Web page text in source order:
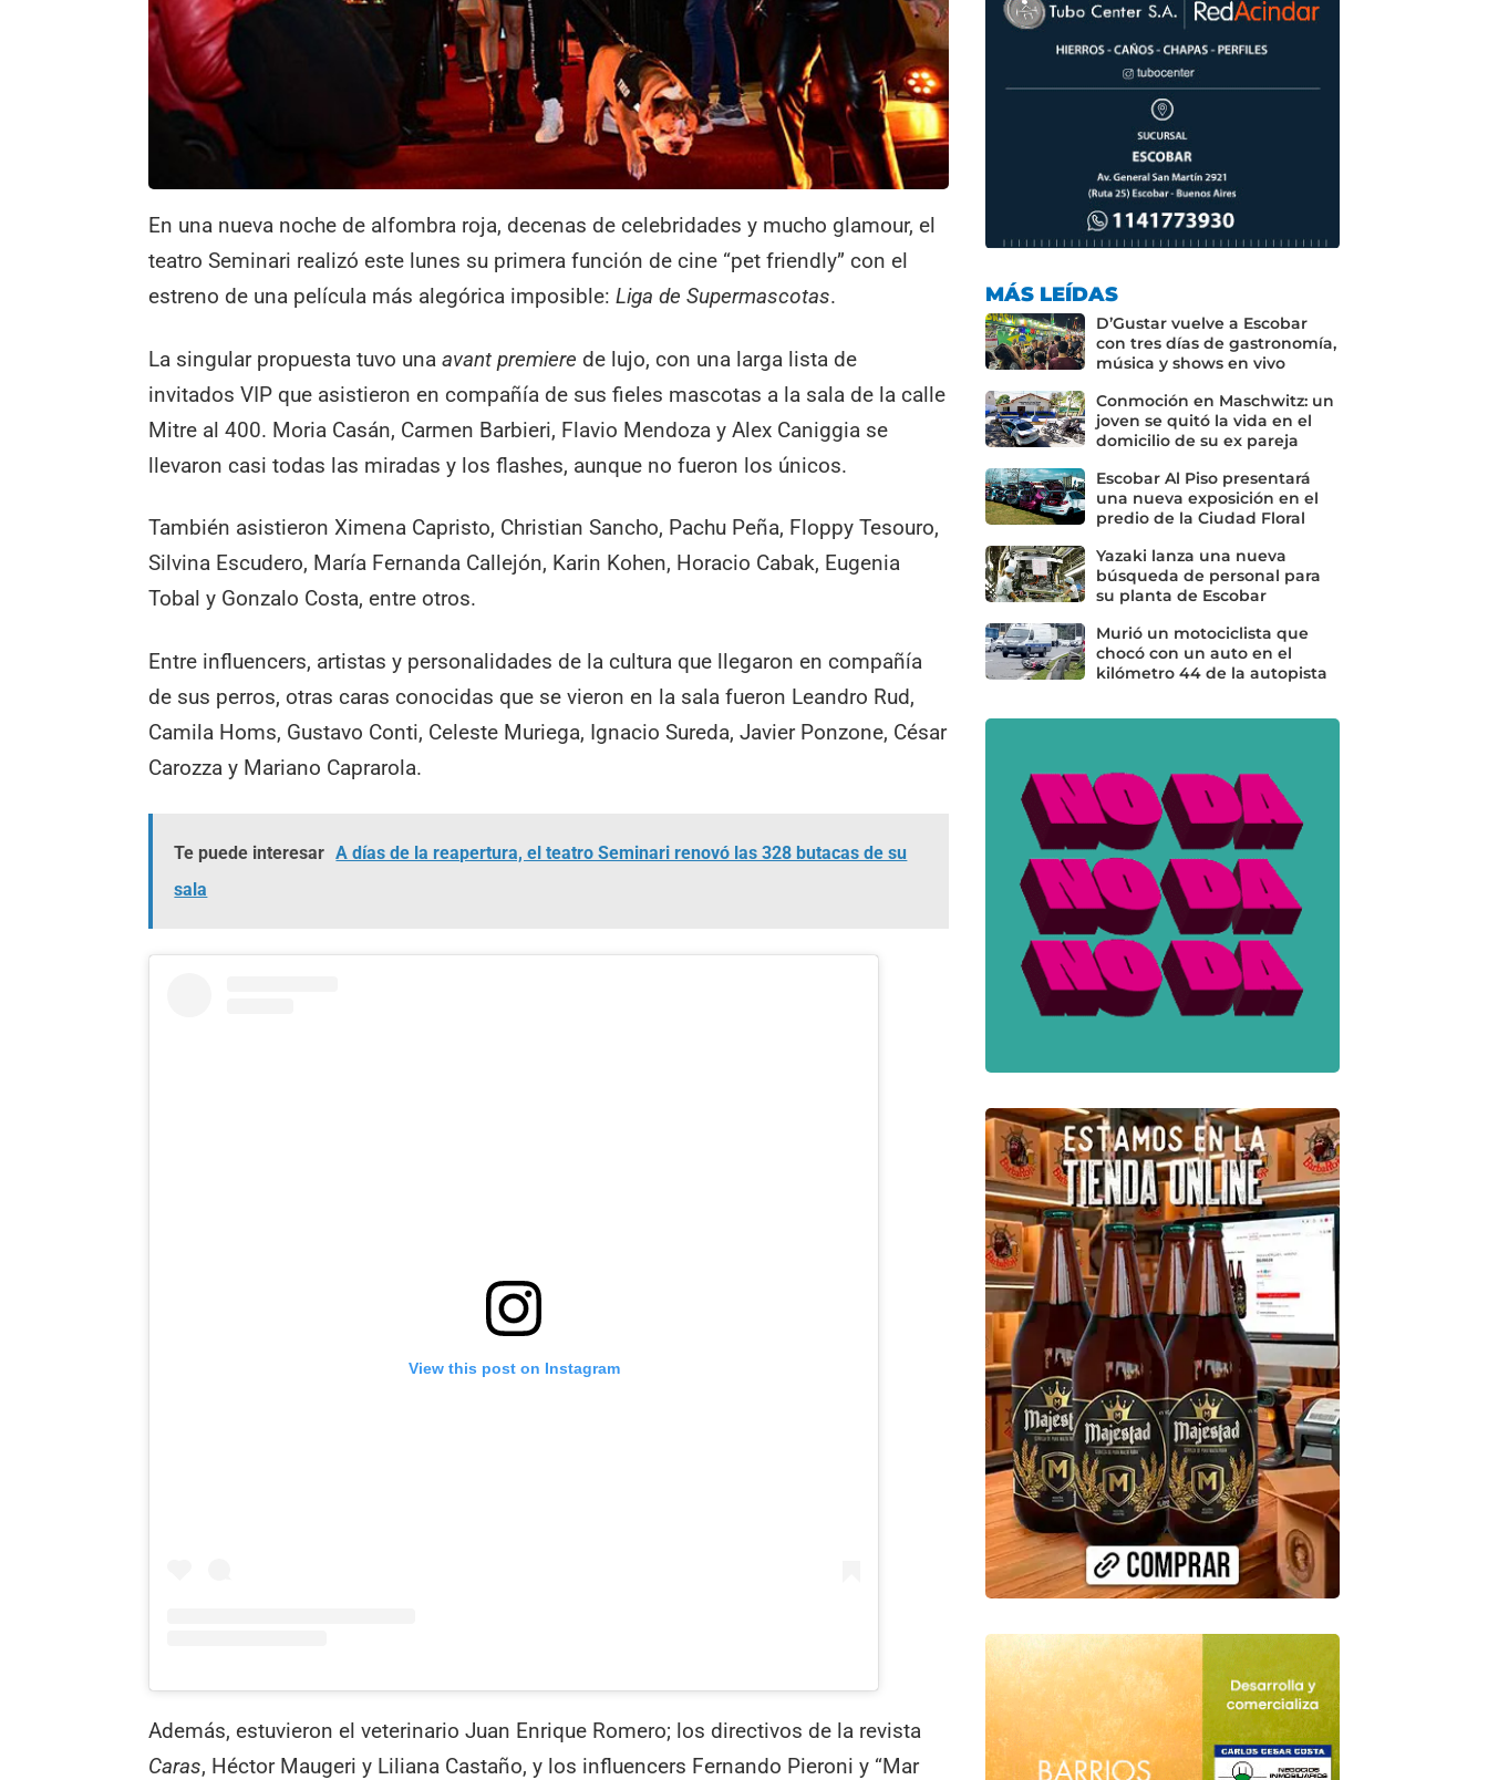
En una nueva noche de alfombra roja, decenas de celebridades y mucho glamour, el
teatro Seminari realizó este lunes su primera función de cine “pet friendly” con el
estreno de una película más alegórica imposible:Liga de Supermascotas.
La singular propuesta tuvo unaavant premiere de lujo, con una larga lista de
invitados VIP que asistieron en compañía de sus fieles mascotas a la sala de la calle
Mitre al 400. Moria Casán, Carmen Barbieri, Flavio Mendoza y Alex Caniggia se
llevaron casi todas las miradas y los flashes, aunque no fueron los únicos.
También asistieron Ximena Capristo, Christian Sancho, Pachu Peña, Floppy Tesouro,
Silvina Escudero, María Fernanda Callejón, Karin Kohen, Horacio Cabak, Eugenia
Tobal y Gonzalo Costa, entre otros.
Entre influencers, artistas y personalidades de la cultura que llegaron en compañía
de sus perros, otras caras conocidas que se vieron en la sala fueron Leandro Rud,
Camila Homs, Gustavo Conti, Celeste Muriega, Ignacio Sureda, Javier Ponzone, César
Carozza y Mariano Caprarola.
Te puede interesar A días de la reapertura, el teatro Seminari renovó las 328 butacas de su
sala
View this post on Instagram
Además, estuvieron el veterinario Juan Enrique Romero; los directivos de la revista
Caras, Héctor Maugeri y Liliana Castaño, y los influencers Fernando Pieroni y “Mar
MÁS LEÍDAS
D’Gustar vuelve a Escobar
con tres días de gastronomía,
música y shows en vivo
Conmoción en Maschwitz: un
joven se quitó la vida en el
domicilio de su ex pareja
Escobar Al Piso presentará
una nueva exposición en el
predio de la Ciudad Floral
Yazaki lanza una nueva
búsqueda de personal para
su planta de Escobar
Murió un motociclista que
chocó con un auto en el
kilómetro 44 de la autopista